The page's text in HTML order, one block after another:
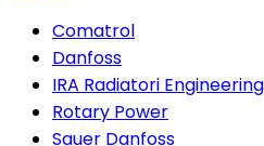
Comatrol
Danfoss
IRA Radiatori Engineering
Rotary Power
Sauer Danfoss